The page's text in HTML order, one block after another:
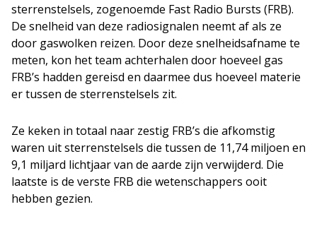
sterrenstelsels, zogenoemde Fast Radio Bursts (FRB).
De snelheid van deze radiosignalen neemt af als ze
door gaswolken reizen. Door deze snelheidsafname te
meten, kon het team achterhalen door hoeveel gas
FRB’s hadden gereisd en daarmee dus hoeveel materie
er tussen de sterrenstelsels zit.
Ze keken in totaal naar zestig FRB’s die afkomstig
waren uit sterrenstelsels die tussen de 11,74 miljoen en
9,1 miljard lichtjaar van de aarde zijn verwijderd. Die
laatste is de verste FRB die wetenschappers ooit
hebben gezien.